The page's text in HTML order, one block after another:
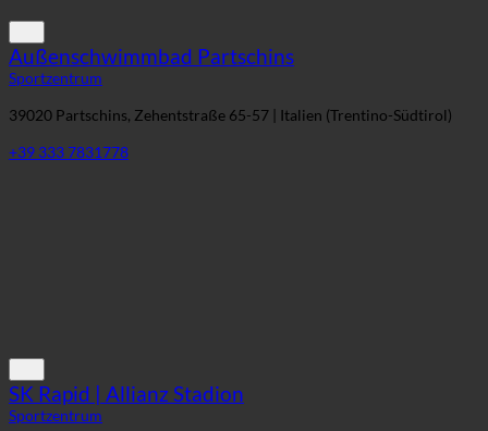
Außenschwimmbad Partschins
Sportzentrum
39020 Partschins, Zehentstraße 65-57 | Italien (Trentino-Südtirol)
+39 333 7831778
SK Rapid | Allianz Stadion
Sportzentrum
1140 Wien, Gerhard-Hanappi-Platz 1 | Österreich (Wien)